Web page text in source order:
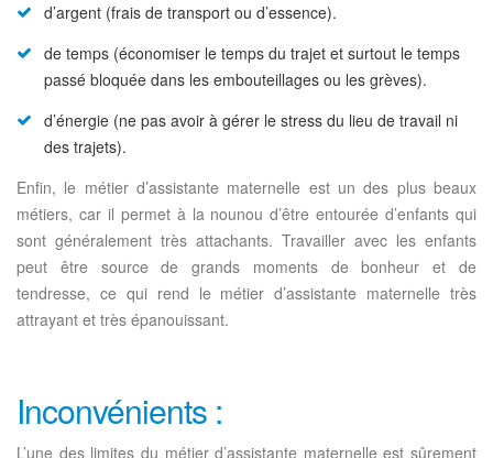
d’argent (frais de transport ou d’essence).
de temps (économiser le temps du trajet et surtout le temps
passé bloquée dans les embouteillages ou les grèves).
d’énergie (ne pas avoir à gérer le stress du lieu de travail ni
des trajets).
Enfin, le métier d’assistante maternelle est un des plus beaux
métiers, car il permet à la nounou d’être entourée d’enfants qui
sont généralement très attachants. Travailler avec les enfants
peut être source de grands moments de bonheur et de
tendresse, ce qui rend le métier d’assistante maternelle très
attrayant et très épanouissant.
Inconvénients :
L’une des limites du métier d’assistante maternelle est sûrement